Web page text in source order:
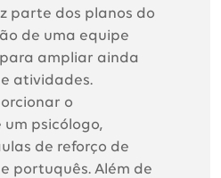
parte dos planos do
de uma equipe
ampliar ainda
atividades.
o
psicólogo,
de reforço de
portuquês. Além de